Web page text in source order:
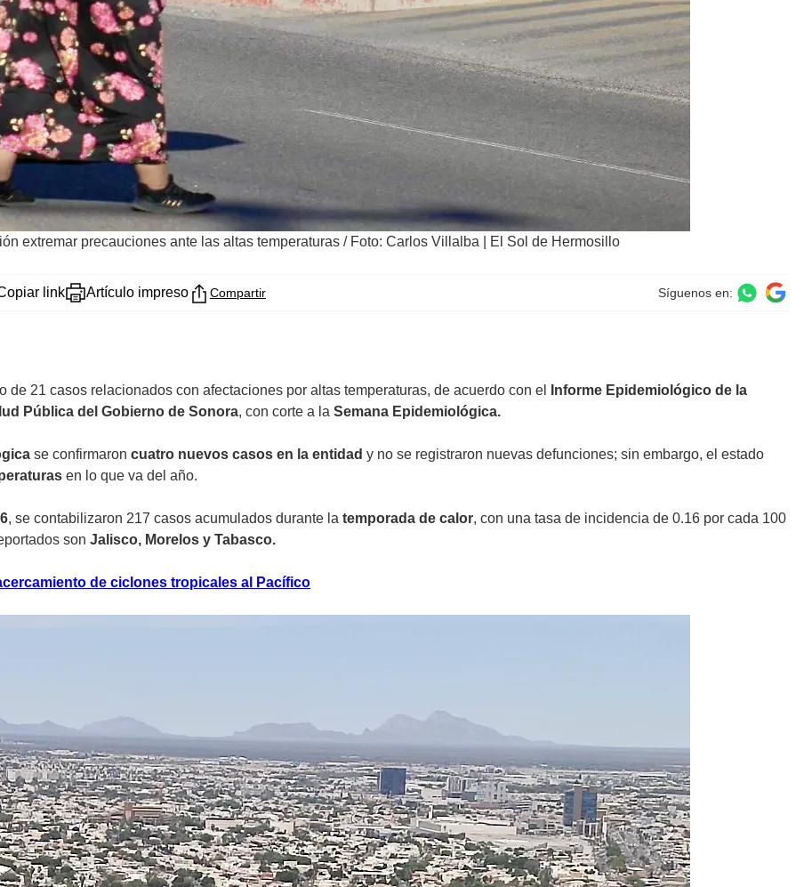
extremar precauciones ante las altas temperaturas / Foto: Carlos Villalba | El Sol de Hermosillo
link Artículo impreso Compartir Síguenos en:
de 21 casos relacionados con afectaciones por altas temperaturas, de acuerdo con el
Informe Epidemiológico de la
Pública del Gobierno de Sonora, con corte a la Semana Epidemiológica.
se confirmaron cuatro nuevos casos en la entidad y no se registraron nuevas defunciones; sin embargo, el estado
en lo que va del año.
, se contabilizaron 217 casos acumulados durante la temporada de calor, con una tasa de incidencia de 0.16 por cada 100
son Jalisco, Morelos y Tabasco.
de ciclones tropicales al Pacífico